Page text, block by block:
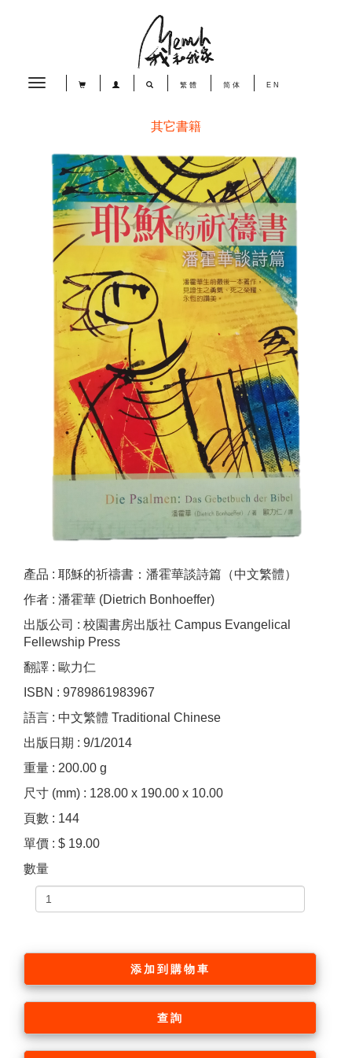
Toggle
繁體 简体 EN
其它書籍
產品 : 耶穌的祈禱書：潘霍華談詩篇（中文繁體）
作者 : 潘霍華 (Dietrich Bonhoeffer)
出版公司 : 校園書房出版社 Campus Evangelical
Fellewship Press
翻譯 : 歐力仁
ISBN : 9789861983967
語言 : 中文繁體 Traditional Chinese
出版日期 : 9/1/2014
重量 : 200.00 g
尺寸 (mm) : 128.00 x 190.00 x 10.00
頁數 : 144
單價 : $ 19.00
數量
添加到購物車
查詢